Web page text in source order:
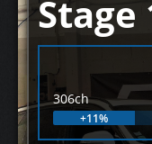
Stage
306ch
+11%